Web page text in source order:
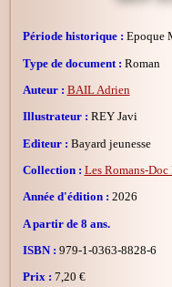
Période historique : Epoque
Type de document : Roman
Auteur : BAIL Adrien
Illustrateur : REY Javi
Editeur : Bayard jeunesse
Collection : Les Romans-
Année d'édition : 2026
A partir de 8 ans.
ISBN : 979-1-0363-8828-6
Prix : 7,20 €